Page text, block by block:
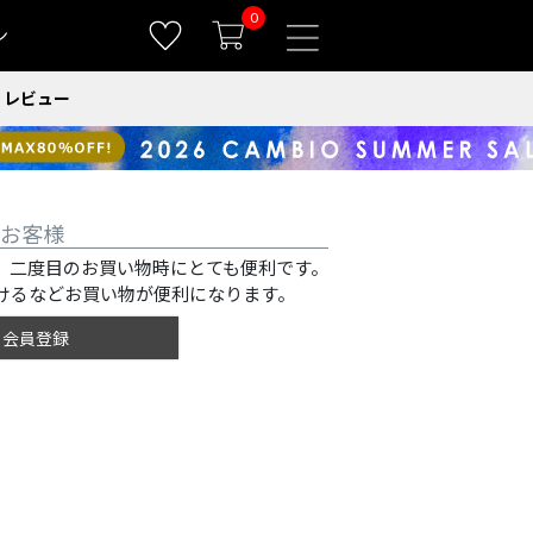
0
レビュー
客様
度目のお買い物時にとても便利です。
などお買い物が便利になります。
会員登録